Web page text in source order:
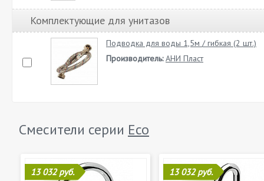
Комплектующие для унитазов
Подводка для воды 1,5м / гибкая (2 шт.)
Производитель: АНИ Пласт
Смесители серии Eco
13 032 руб. 13 032 руб.